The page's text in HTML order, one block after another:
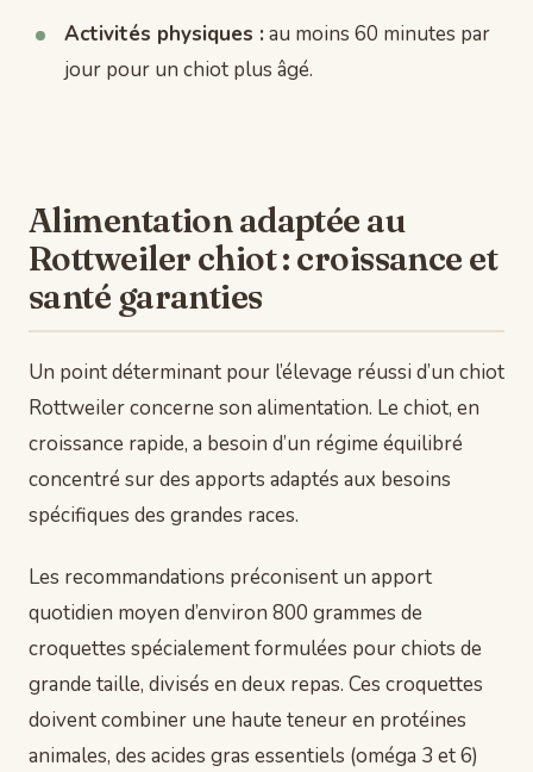
Activités physiques : au moins 60 minutes par
jour pour un chiot plus âgé.
Alimentation adaptée au
Rottweiler chiot : croissance et
santé garanties
Un point déterminant pour l’élevage réussi d’un chiot
Rottweiler concerne son alimentation. Le chiot, en
croissance rapide, a besoin d’un régime équilibré
concentré sur des apports adaptés aux besoins
spécifiques des grandes races.
Les recommandations préconisent un apport
quotidien moyen d’environ 800 grammes de
croquettes spécialement formulées pour chiots de
grande taille, divisés en deux repas. Ces croquettes
doivent combiner une haute teneur en protéines
animales, des acides gras essentiels (oméga 3 et 6)